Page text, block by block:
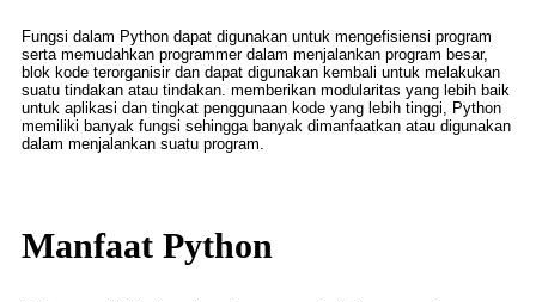
Fungsi dalam Python dapat digunakan untuk mengefisiensi program
serta memudahkan programmer dalam menjalankan program besar,
blok kode terorganisir dan dapat digunakan kembali untuk melakukan
suatu tindakan atau tindakan. memberikan modularitas yang lebih baik
untuk aplikasi dan tingkat penggunaan kode yang lebih tinggi, Python
memiliki banyak fungsi sehingga banyak dimanfaatkan atau digunakan
dalam menjalankan suatu program.
Manfaat Python